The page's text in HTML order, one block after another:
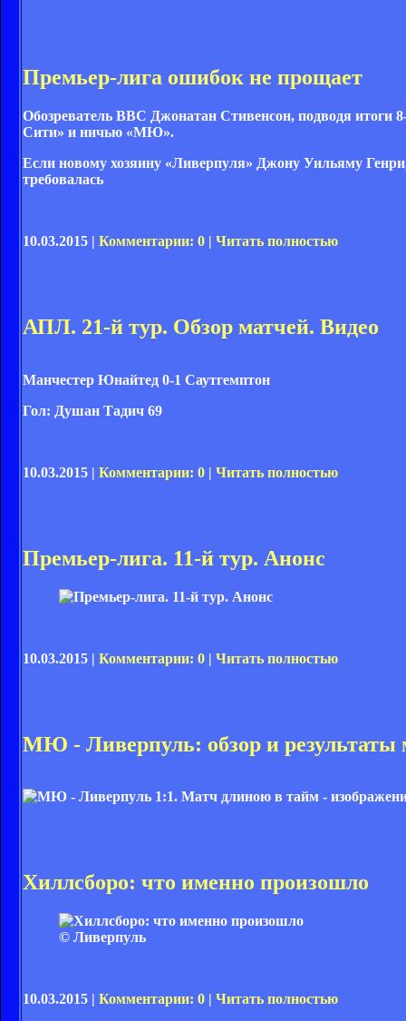
Премьер-лига ошибок не прощает
Обозреватель ВВС Джонатан Стивенсон, подводя итоги
Сити» и ничью «МЮ».
Если новому хозяину «Ливерпуля» Джону Уильяму
требовалась
10.03.2015 | Комментарии: 0 | Читать полностью
АПЛ. 21-й тур. Обзор матчей. Видео
Манчестер Юнайтед 0-1 Саутгемптон
Гол: Душан Тадич 69
10.03.2015 | Комментарии: 0 | Читать полностью
Премьер-лига. 11-й тур. Анонс
10.03.2015 | Комментарии: 0 | Читать полностью
МЮ - Ливерпуль: обзор и результаты
Хиллсборо: что именно произошло
© Ливерпуль
10.03.2015 | Комментарии: 0 | Читать полностью